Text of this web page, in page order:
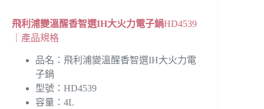
飛利浦變溫醒香智選IH大火力電子鍋HD4539
｜產品規格
品名：飛利浦變溫醒香智選IH大火力電
子鍋
型號：HD4539
容量：4L